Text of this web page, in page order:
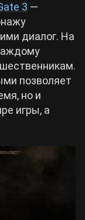
3 —
диалог. На
позволяет
но и
игры, а